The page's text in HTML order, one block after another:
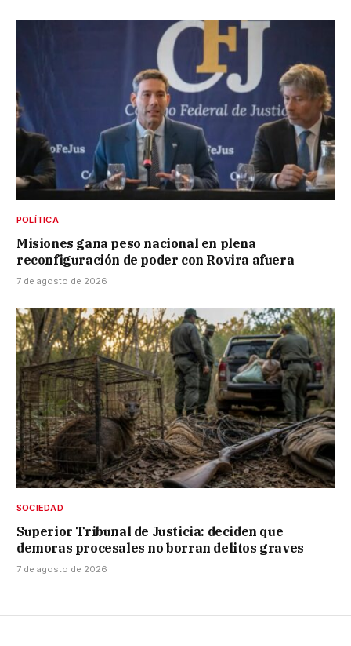
POLÍTICA
Misiones gana peso nacional en plena
reconfiguración de poder con Rovira afuera
7 de agosto de 2026
SOCIEDAD
Superior Tribunal de Justicia: deciden que
demoras procesales no borran delitos graves
7 de agosto de 2026